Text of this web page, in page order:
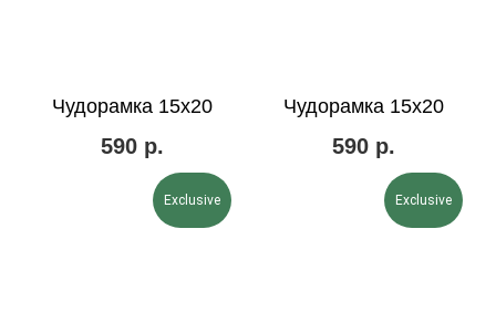
Чудорамка 15х20
590 р.
Чудорамка 15х20
590 р.
Exclusive Exclusive